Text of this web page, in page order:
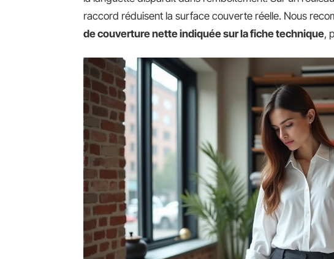
raccord réduisent la surface couverte réelle. Nous
de couverture nette indiquée sur la fiche technique,